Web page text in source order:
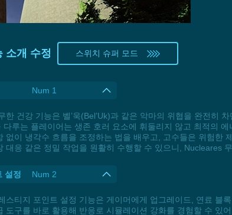
소개 수정
스위치 슈퍼 모드
Num 1
한 건강 기능은 벨’욱(Bel’Uk)과 같은 악마의 위협을 완전히
다루는 플레이어는 생존 호러 요소에 휘둘리지 않고 최적의
없이 냉각수 흐름을 조정하는 법을 배우고, 고수들은 위험한
대응 같은 정밀 작업을 원활히 수행할 수 있으니, Nucleares
설정 Num 2
스티지 포인트 설정 기능은 게이머에게 업그레이드, 연료 블
도구를 바로 활용해 반응로 시뮬레이션 강화를 경험할 수 있